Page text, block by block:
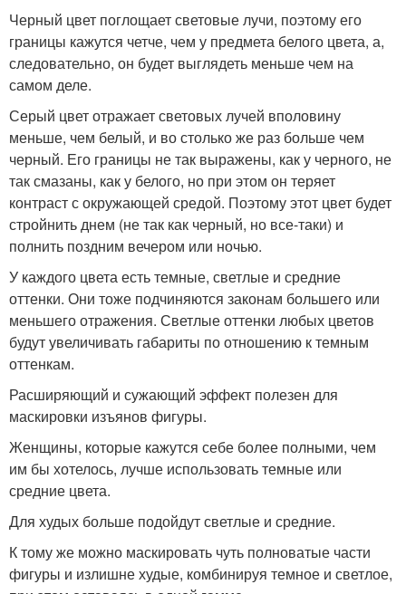
Черный цвет поглощает световые лучи, поэтому его
границы кажутся четче, чем у предмета белого цвета, а,
следовательно, он будет выглядеть меньше чем на
самом деле.
Серый цвет отражает световых лучей вполовину
меньше, чем белый, и во столько же раз больше чем
черный. Его границы не так выражены, как у черного, не
так смазаны, как у белого, но при этом он теряет
контраст с окружающей средой. Поэтому этот цвет будет
стройнить днем (не так как черный, но все-таки) и
полнить поздним вечером или ночью.
У каждого цвета есть темные, светлые и средние
оттенки. Они тоже подчиняются законам большего или
меньшего отражения. Светлые оттенки любых цветов
будут увеличивать габариты по отношению к темным
оттенкам.
Расширяющий и сужающий эффект полезен для
маскировки изъянов фигуры.
Женщины, которые кажутся себе более полными, чем
им бы хотелось, лучше использовать темные или
средние цвета.
Для худых больше подойдут светлые и средние.
К тому же можно маскировать чуть полноватые части
фигуры и излишне худые, комбинируя темное и светлое,